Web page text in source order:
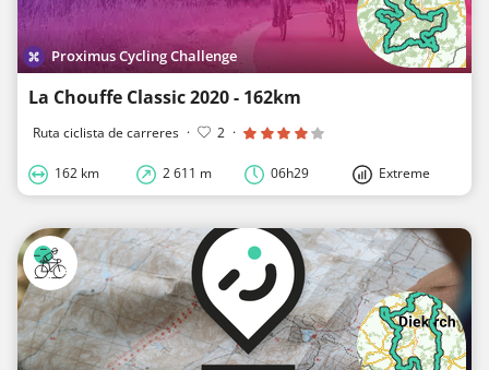
Proximus Cycling Challenge
La Chouffe Classic 2020 - 162km
Ruta ciclista de carreres · 2 ·
162 km 2 611 m 06h29 Extreme